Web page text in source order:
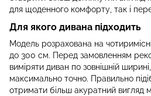
для щоденного комфорту, так і
Для якого дивана підходить
Модель розрахована на
до 300 см. Перед замовленням
виміряти диван по зовнішній
максимально точно. Правильно
отримати більш акуратний вигляд